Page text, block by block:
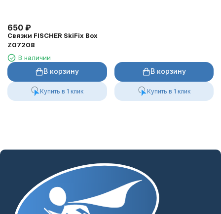
650 ₽
Связки FISCHER SkiFix Box
Z07208
В наличии
В корзину
Купить в 1 клик
В корзину
Купить в 1 клик